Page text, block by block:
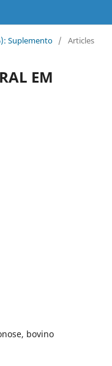
Suplemento / Articles
EM
bovino